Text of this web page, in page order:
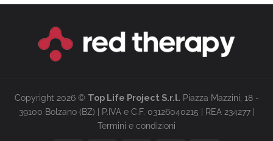
Copyright 2026 © Top Life Project S.r.l. Piazza Mazzini, 18 -
39100 Bolzano (BZ) | P.IVA e C.F. 03126040215 | REA 234277 |
Termini e condizioni